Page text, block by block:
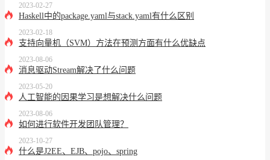
2023-02-27
Haskell中的package.yaml与stack.yaml有什么区别
2023-02-18
支持向量机（SVM）方法在预测方面有什么优缺点
2023-08-06
消息驱动Stream解决了什么问题
2023-05-20
人工智能的因果学习是想解决什么问题
2023-08-06
如何进行软件开发团队管理？
2023-10-27
什么是J2EE、EJB、pojo、spring